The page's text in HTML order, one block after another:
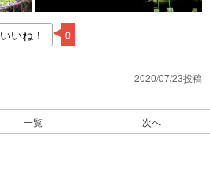
いいね！ 0
2020/07/23投稿
一覧 次へ